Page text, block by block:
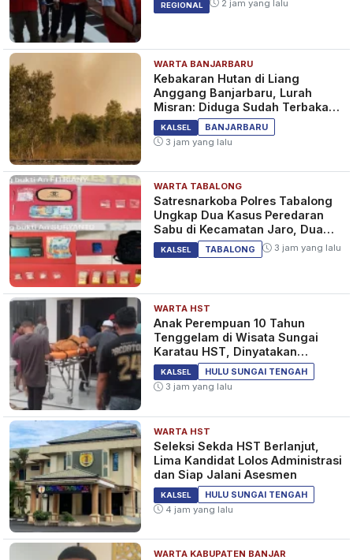
Model Cantik Hong Kong
Tewas Dimutilasi, Sebagian
Tubuh Korban Sudah Dimasak
Para Pelaku
BERITA 3 tahun yang lalu
Chico Lolos ke Perempatfinal
Kejuaraan Asia 2022 Usai
Berhasil Tumbangkan Wakil
Hong Kong di Babak 16
SPORT 4 tahun yang lalu
REGIONAL 2 jam yang lalu
WARTA BANJARBARU
Kebakaran Hutan di Liang
Anggang Banjarbaru, Lurah
Misran: Diduga Sudah Terbakar
Sejak Tadi Malam
KALSEL
BANJARBARU
3 jam yang lalu
WARTA TABALONG
Satresnarkoba Polres Tabalong
Ungkap Dua Kasus Peredaran
Sabu di Kecamatan Jaro, Dua
Pelaku Diamankan
KALSEL TABALONG 3 jam yang lalu
WARTA HST
Anak Perempuan 10 Tahun
Tenggelam di Wisata Sungai
Karatau HST, Dinyatakan
Meninggal Dunia
KALSEL
HULU SUNGAI TENGAH
3 jam yang lalu
WARTA HST
Seleksi Sekda HST Berlanjut,
Lima Kandidat Lolos Administrasi
dan Siap Jalani Asesmen
KALSEL
HULU SUNGAI TENGAH
4 jam yang lalu
WARTA KABUPATEN BANJAR